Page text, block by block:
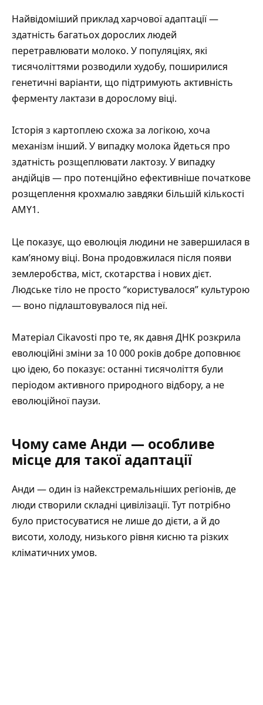
Найвідоміший приклад харчової адаптації —
здатність багатьох дорослих людей
перетравлювати молоко. У популяціях, які
тисячоліттями розводили худобу, поширилися
генетичні варіанти, що підтримують активність
ферменту лактази в дорослому віці.
Історія з картоплею схожа за логікою, хоча
механізм інший. У випадку молока йдеться про
здатність розщеплювати лактозу. У випадку
андійців — про потенційно ефективніше початкове
розщеплення крохмалю завдяки більшій кількості
AMY1.
Це показує, що еволюція людини не завершилася в
кам’яному віці. Вона продовжилася після появи
землеробства, міст, скотарства і нових дієт.
Людське тіло не просто “користувалося” культурою
— воно підлаштовувалося під неї.
Матеріал Cikavosti про те, як давня ДНК розкрила
еволюційні зміни за 10 000 роківдобре доповнює
цю ідею, бо показує: останні тисячоліття були
періодом активного природного відбору, а не
еволюційної паузи.
Чому саме Анди — особливе
місце для такої адаптації
Анди — один із найекстремальніших регіонів, де
люди створили складні цивілізації. Тут потрібно
було пристосуватися не лише до дієти, а й до
висоти, холоду, низького рівня кисню та різких
кліматичних умов.